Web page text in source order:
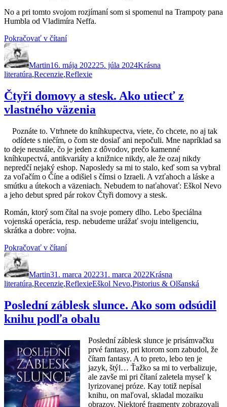
No a pri tomto svojom rozjímaní som si spomenul na Trampoty pana
Humbla od Vladimíra Neffa.
Pokračovať v čítaní„Trampoty
alebo
o
proti
ktorým
sa
brániť“
Autor
Martin16. mája 202225. júla 2024Krásna
literatúra,Recenzie,Reflexie
Čtyři domovy a stesk. Ako utiecť z
vlastného väzenia
Poznáte to. Vtrhnete do kníhkupectva, viete, čo chcete, no aj tak
odídete s niečím, o čom ste dosiaľ ani nepočuli. Mne napríklad sa
to deje neustále, čo je jeden z dôvodov, prečo kamenné
kníhkupectvá, antikvariáty a knižnice nikdy, ale že ozaj nikdy
nepredčí nejaký eshop. Naposledy sa mi to stalo, keď som sa vybral
za voľačím o Číne a odišiel s čímsi o Izraeli. A vzťahoch a láske a
smútku a útekoch a väzeniach. Nebudem to naťahovať: Eškol Nevo
a jeho debut spred pár rokov Čtyři domovy a stesk.
Román, ktorý som čítal na svoje pomery dlho. Lebo špeciálna
vojenská operácia, resp. nebudeme urážať svoju inteligenciu,
skrátka a dobre: vojna.
Pokračovať v čítaní„Čtyři
stesk.
Ako
z
vlastného
väzenia“
Autor
Martin31. marca 202231. marca 2022Krásna
literatúra,Recenzie,ReflexieZnačky
Eškol Nevo,Pistorius & Olšanská
Poslední záblesk slunce. Ako som odsúdil
knihu podľa obalu
Poslední záblesk slunce je prisámvačku
prvé fantasy, pri ktorom som zabudol, že
čítam fantasy. A to preto, lebo ten je
jazyk, štýl… Ťažko sa mi to verbalizuje,
ale zavše mi pri čítaní zaletela myseľ k
lyrizovanej próze. Kay totiž nepísal
knihu, on maľoval, skladal mozaiku
obrazov. Niektoré fragmenty zobrazovali